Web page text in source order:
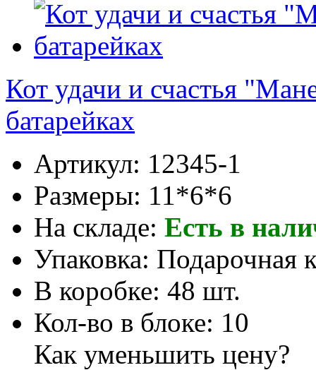
Кот удачи и счастья
батарейках
Артикул: 12345-1
Размеры: 11*6*6
На складе: Есть в
Упаковка: Подарочная
В коробке: 48 шт.
Кол-во в блоке: 10
Как уменьшить цену?